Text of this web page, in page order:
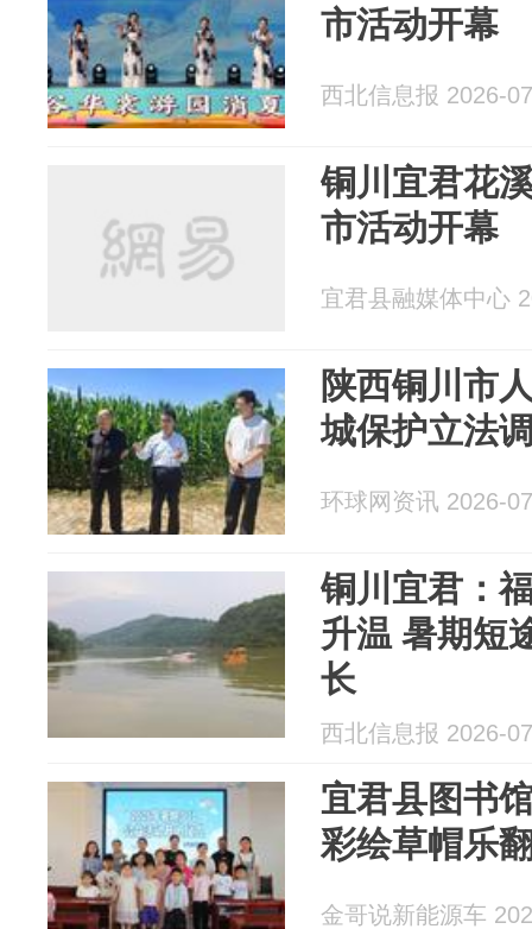
市活动开幕
西北信息报 2026-
铜川宜君花
市活动开幕
宜君县融媒体中心
陕西铜川市
城保护立法
环球网资讯 2026-
铜川宜君：
升温 暑期短
长
西北信息报 2026-
宜君县图书
彩绘草帽乐
金哥说新能源车